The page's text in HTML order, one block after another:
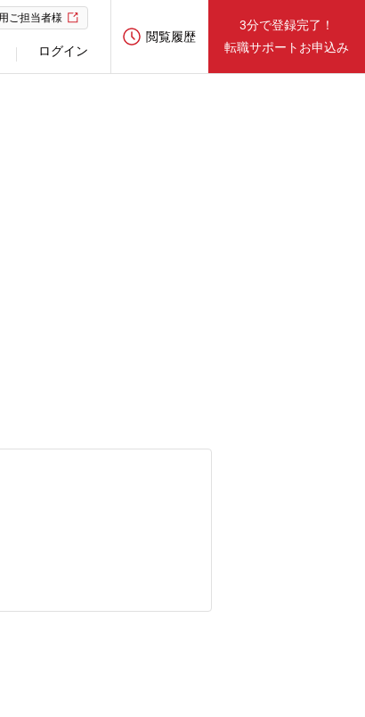
ご担当者様
ログイン
閲覧履歴
3分で登録完了！
転職サポートお申込み